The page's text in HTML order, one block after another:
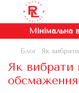
Мінімальна
Блог Як
Як вибрати